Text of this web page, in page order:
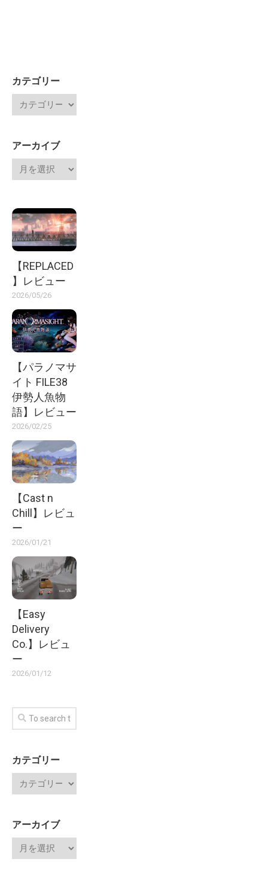
カテゴリー
アーカイブ
【REPLACED
】レビュー
2026/05/26
【パラノマサ
イト FILE38
伊勢人魚物
語】レビュー
2026/02/25
【Cast n
Chill】レビュ
ー
2026/01/21
【Easy
Delivery
Co.】レビュ
ー
2026/01/12
カテゴリー
アーカイブ